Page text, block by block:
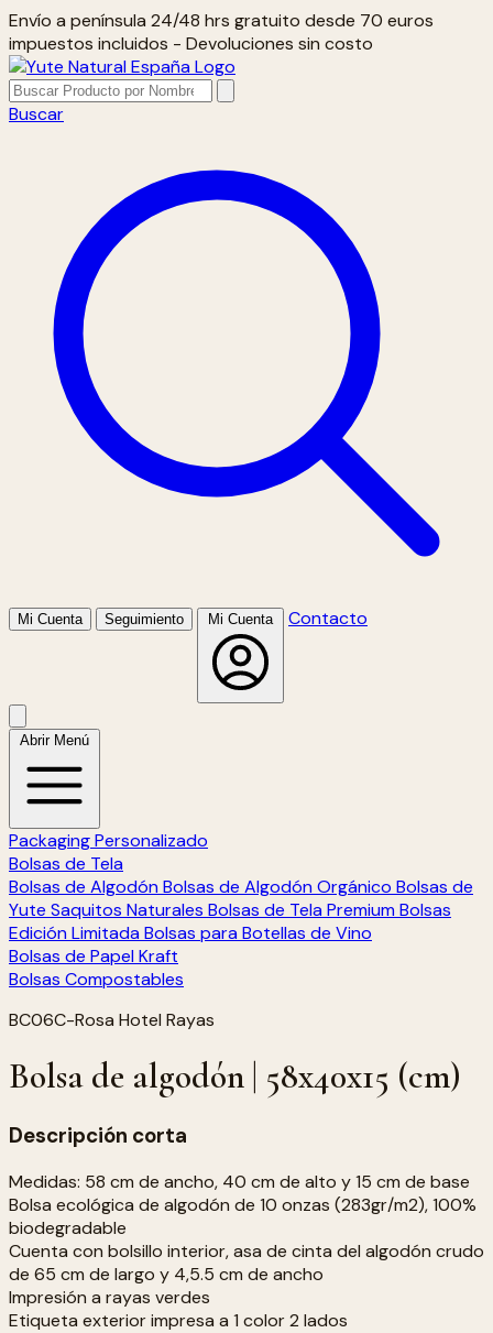
Envío a península 24/48 hrs gratuito desde 70 euros
impuestos incluidos - Devoluciones sin costo
Buscar
Mi Cuenta Seguimiento Mi Cuenta Contacto
Abrir Menú
Packaging Personalizado
Bolsas de Tela
Bolsas de Algodón Bolsas de Algodón Orgánico Bolsas de
Yute Saquitos Naturales Bolsas de Tela Premium Bolsas
Edición Limitada Bolsas para Botellas de Vino
Bolsas de Papel Kraft
Bolsas Compostables
BC06C-Rosa Hotel Rayas
Bolsa de algodón | 58x40x15 (cm)
Descripción corta
Medidas: 58 cm de ancho, 40 cm de alto y 15 cm de base
Bolsa ecológica de algodón de 10 onzas (283gr/m2), 100%
biodegradable
Cuenta con bolsillo interior, asa de cinta del algodón crudo
de 65 cm de largo y 4,5.5 cm de ancho
Impresión a rayas verdes
Etiqueta exterior impresa a 1 color 2 lados